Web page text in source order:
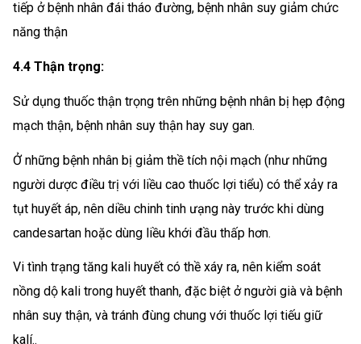
tiếp ở bệnh nhân đái tháo đường, bệnh nhân suy giảm chức
năng thận
4.4 Thận trọng:
Sử dụng thuốc thận trọng trên những bệnh nhân bị hẹp động
mạch thận, bệnh nhân suy thận hay suy gan.
Ở những bệnh nhân bị giảm thề tích nội mạch (như những
người dược điều trị với liều cao thuốc lợi tiểu) có thể xảy ra
tụt huyết áp, nên diều chinh tinh ưạng này trước khi dùng
candesartan hoặc dùng liều khới đầu thấp hơn.
Vi tình trạng tăng kali huyết có thề xáy ra, nên kiểm soát
nồng dộ kali trong huyết thanh, đặc biệt ở người già và bệnh
nhân suy thận, và tránh đùng chung với thuốc lợi tiếu giữ
kalí..